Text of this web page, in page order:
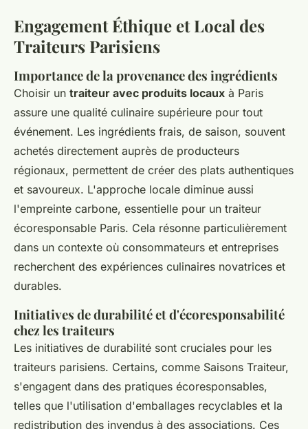
Engagement Éthique et Local des
Traiteurs Parisiens
Importance de la provenance des ingrédients
Choisir un traiteur avec produits locaux à Paris
assure une qualité culinaire supérieure pour tout
événement. Les ingrédients frais, de saison, souvent
achetés directement auprès de producteurs
régionaux, permettent de créer des plats authentiques
et savoureux. L'approche locale diminue aussi
l'empreinte carbone, essentielle pour un traiteur
écoresponsable Paris. Cela résonne particulièrement
dans un contexte où consommateurs et entreprises
recherchent des expériences culinaires novatrices et
durables.
Initiatives de durabilité et d'écoresponsabilité
chez les traiteurs
Les initiatives de durabilité sont cruciales pour les
traiteurs parisiens. Certains, comme Saisons Traiteur,
s'engagent dans des pratiques écoresponsables,
telles que l'utilisation d'emballages recyclables et la
redistribution des invendus à des associations. Ces